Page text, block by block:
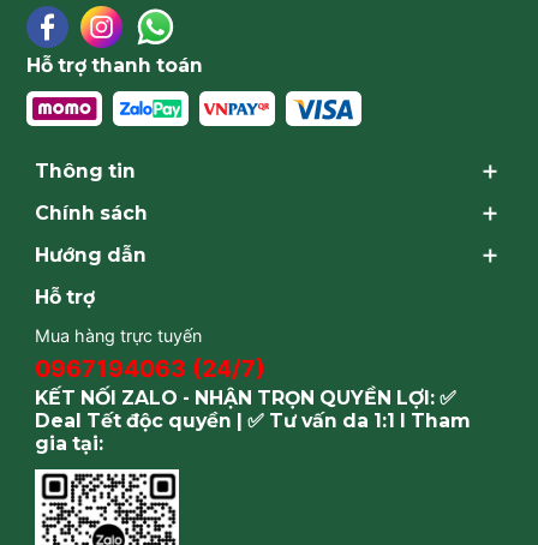
Hỗ trợ thanh toán
Thông tin
Chính sách
Hướng dẫn
Hỗ trợ
Mua hàng trực tuyến
0967194063 (24/7)
KẾT NỐI ZALO - NHẬN TRỌN QUYỀN LỢI: ✅
Deal Tết độc quyền | ✅ Tư vấn da 1:1 I Tham
gia tại: